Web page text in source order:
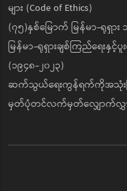
များ (Code of Ethics)
(၇၅)နှစ်မြောက် မြန်မာ-
မြန်မာ-ရုရှားချစ်ကြည်ရေးနှ
(၁၉၄၈-၂၀၂၃)
ဆက်သွယ်ရေးကွန်ရက်ကိုအသုံးပ
မှတ်ပုံတင်လက်မှတ်လျှောက်လွှ